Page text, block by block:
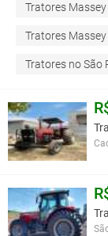
telefone- 18-
este anúncio é
Tratores
Tratores
Tratores no São